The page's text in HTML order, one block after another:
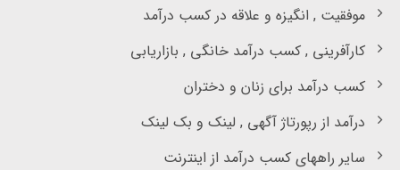
موفقیت , انگیزه و علاقه در کسب درآمد
کارآفرینی , کسب درآمد خانگی , بازاریابی
کسب درآمد برای زنان و دختران
درآمد از رپورتاژ آگهی , لینک و بک لینک
سایر راههای کسب درآمد از اینترنت